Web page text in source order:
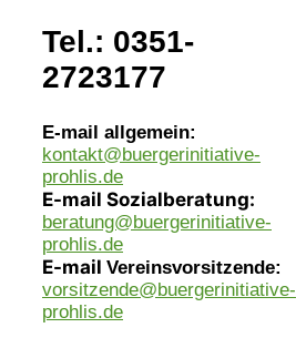
Tel.: 0351-
2723177
E-mail allgemein:
kontakt@buergerinitiative-
prohlis.de
E-mail Sozialberatung:
beratung@buergerinitiative-
prohlis.de
E-mail Vereinsvorsitzende:
vorsitzende@buergerinitiative-
prohlis.de